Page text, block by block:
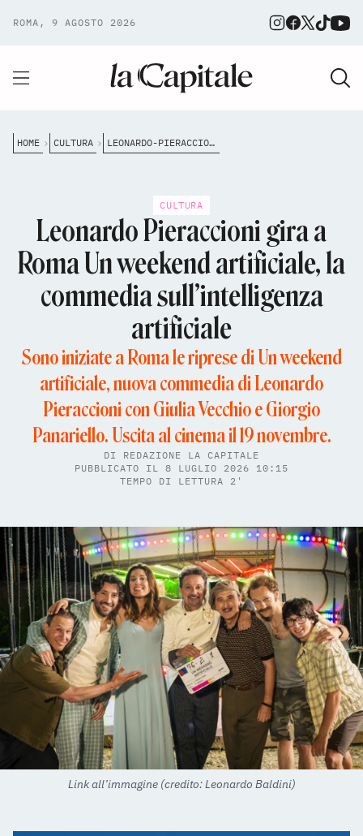
ROMA, 9 AGOSTO 2026
HOME CULTURA LEONARDO-PIERACCIONI-GIRA-A-ROMA-UN-WEEKEND-ARTIFICIALE-LA-COMMEDIA-SULLINTELLIGENZA-ARTIFICIALE
CULTURA
Leonardo Pieraccioni gira a
Roma Un weekend artificiale, la
commedia sull’intelligenza
artificiale
Sono iniziate a Roma le riprese di Un weekend
artificiale, nuova commedia di Leonardo
Pieraccioni con Giulia Vecchio e Giorgio
Panariello. Uscita al cinema il 19 novembre.
DI REDAZIONE LA CAPITALE
PUBBLICATO IL 8 LUGLIO 2026 10:15
TEMPO DI LETTURA 2'
Link all’immagine (credito: Leonardo Baldini)